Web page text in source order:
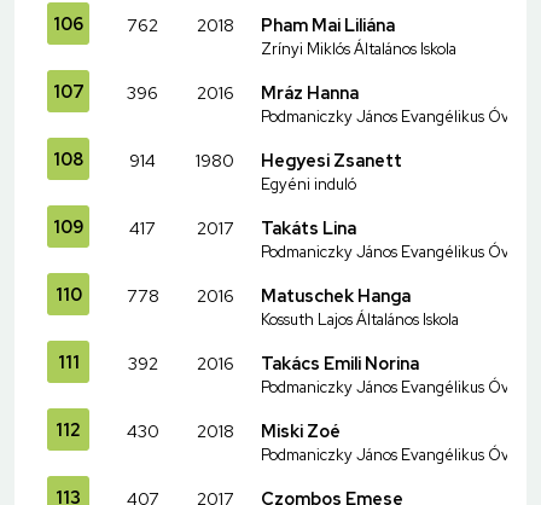
106 762 2018 Pham Mai Liliána
Zrínyi Miklós Általános Iskola
107 396 2016 Mráz Hanna
Podmaniczky János Evangélikus Óvoda
108 914 1980 Hegyesi Zsanett
Egyéni induló
109 417 2017 Takáts Lina
Podmaniczky János Evangélikus Óvoda
110 778 2016 Matuschek Hanga
Kossuth Lajos Általános Iskola
111 392 2016 Takács Emili Norina
Podmaniczky János Evangélikus Óvoda
112 430 2018 Miski Zoé
Podmaniczky János Evangélikus Óvoda
113 407 2017 Czombos Emese